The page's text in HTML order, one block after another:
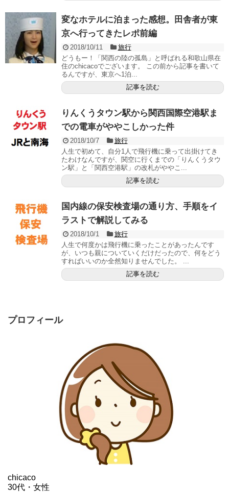
変なホテルに泊まった感想。田舎者が東
京へ行ってきたレポ前編
2018/10/11
旅行
どうもー！「関西の陸の孤島」と呼ばれる和歌山県在
住のchicacoでございます。 この前から記事を書いて
るんですが、東京へ1泊...
記事を読む
りんくうタウン駅から関西国際空港駅ま
での電車がややこしかった件
2018/10/7
旅行
人生で初めて、自分1人で飛行機に乗って出掛けてき
たわけなんですが、関空に行くまでの「りんくうタウ
ン駅」と「関西空港駅」の改札がややこ...
記事を読む
国内線の保安検査場の通り方、手順をイ
ラストで解説してみる
2018/10/1
旅行
人生で何度かは飛行機に乗ったことがあったんです
が、いつも親についていくだけだったので、何をどう
すればいいのか全然知りませんでした。 ...
記事を読む
プロフィール
chicaco
30代・女性